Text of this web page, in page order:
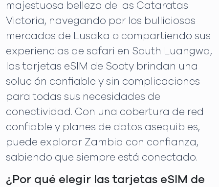
majestuosa belleza de las Cataratas
Victoria, navegando por los bulliciosos
mercados de Lusaka o compartiendo sus
experiencias de safari en South Luangwa,
las tarjetas eSIM de Sooty brindan una
solución confiable y sin complicaciones
para todas sus necesidades de
conectividad. Con una cobertura de red
confiable y planes de datos asequibles,
puede explorar Zambia con confianza,
sabiendo que siempre está conectado.
¿Por qué elegir las tarjetas eSIM de